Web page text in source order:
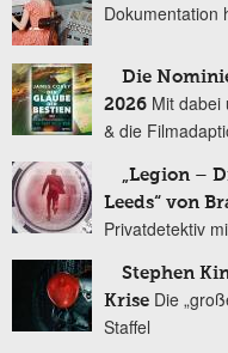
Dokumentation
Die
2026 Mit dabei
& die
„Legion –
Leeds“ von
Privatdetektiv
Stephen
Krise Die
Staffel